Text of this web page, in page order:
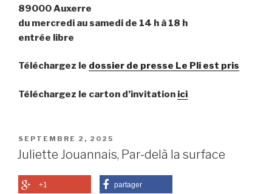
89000 Auxerre
du mercredi au samedi de 14 h à 18 h
entrée libre
Téléchargez le dossier de presse Le Pli est pris
Téléchargez le carton d’invitation ici
PUBLIÉ
LE
SEPTEMBRE 2, 2025
Juliette Jouannais, Par-delà la surface
+1 partager